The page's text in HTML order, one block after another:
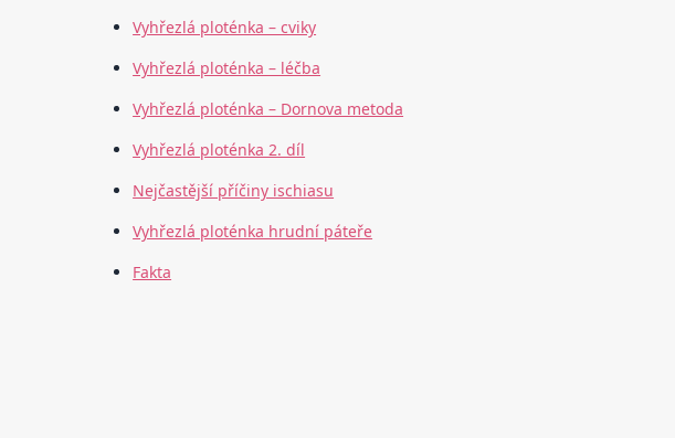
Vyhřezlá ploténka – cviky
Vyhřezlá ploténka – léčba
Vyhřezlá ploténka – Dornova metoda
Vyhřezlá ploténka 2. díl
Nejčastější příčiny ischiasu
Vyhřezlá ploténka hrudní páteře
Fakta